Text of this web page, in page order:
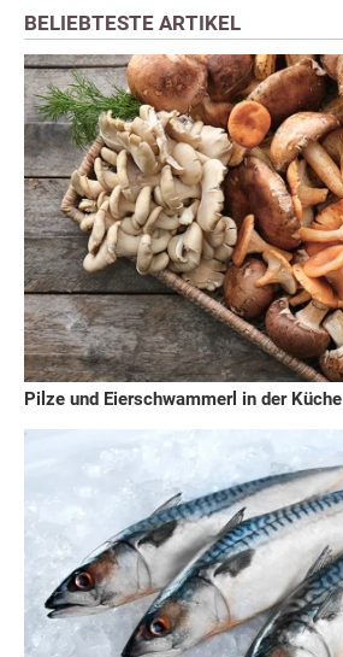
BELIEBTESTE ARTIKEL
Pilze und Eierschwammerl in der Küche